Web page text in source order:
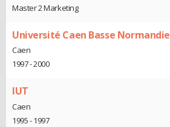
Master 2 Marketing
Université Caen Basse Normandie
Caen
1997 - 2000
IUT
Caen
1995 - 1997